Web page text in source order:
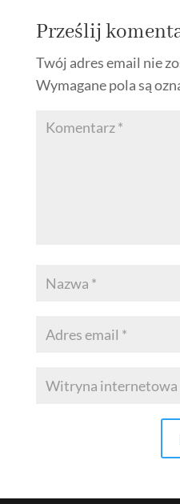
Prześlij
Twój adres email nie
Wymagane pola są